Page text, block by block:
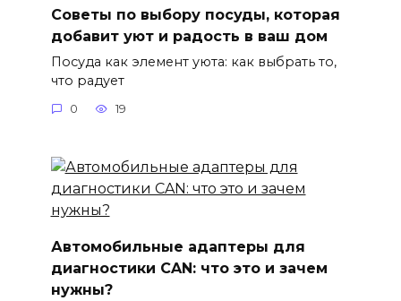
Советы по выбору посуды, которая
добавит уют и радость в ваш дом
Посуда как элемент уюта: как выбрать то,
что радует
0 19
Автомобильные адаптеры для
диагностики CAN: что это и зачем
нужны?